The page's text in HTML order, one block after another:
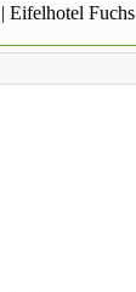
| Eifelhotel Fuchs